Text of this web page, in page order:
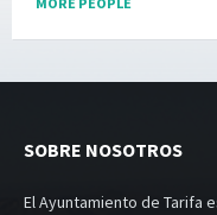
SOBRE NOSOTROS
El Ayuntamiento de Tarifa